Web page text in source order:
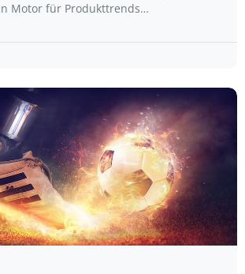
Motor für Produkttrends…